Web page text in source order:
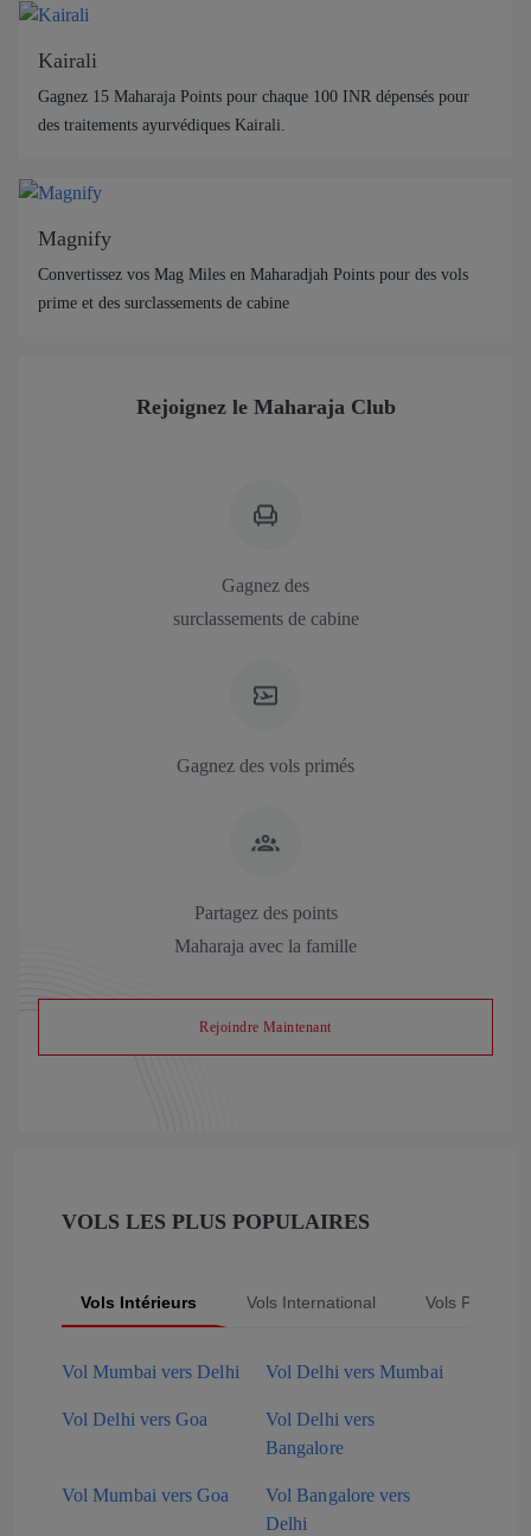
Kairali
Gagnez 15 Maharaja Points pour chaque 100 INR dépensés pour
des traitements ayurvédiques Kairali.
Magnify
Convertissez vos Mag Miles en Maharadjah Points pour des vols
prime et des surclassements de cabine
Rejoignez le Maharaja Club
Gagnez des
surclassements de cabine
Gagnez des vols primés
Partagez des points
Maharaja avec la famille
Rejoindre Maintenant
VOLS LES PLUS POPULAIRES
Vols Intérieurs Vols International Vols
Vol Mumbai vers Delhi Vol Delhi vers Mumbai
Vol Delhi vers Goa
Vol Delhi vers
Bangalore
Vol Mumbai vers Goa
Vol Bangalore vers
Delhi